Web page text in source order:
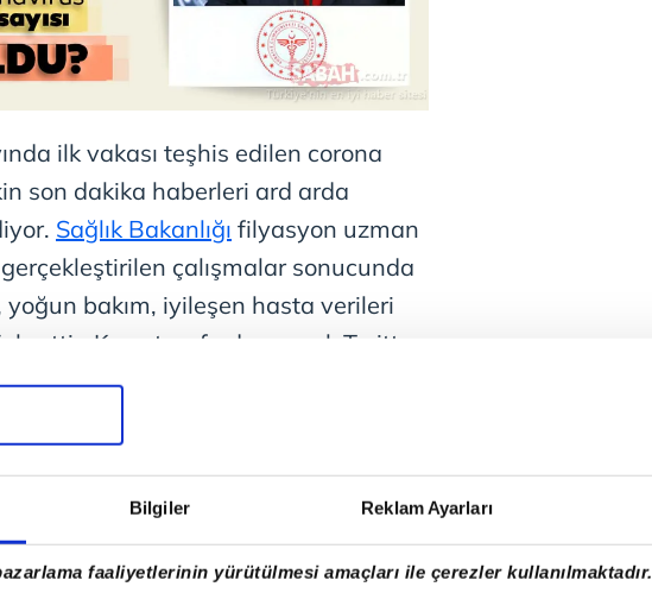
Bilgiler Reklam Ayarları
faaliyetlerinin yürütülmesi amaçları ile çerezler kullanılmaktadır.
ilk vakası teşhis edilen corona
son dakika haberleri ard arda
Sağlık Bakanlığı filyasyon uzman
çalışmalar sonucunda
bakım, iyileşen hasta verileri
Koca tarafından gerek Twitter
sonrası canlı yayında
devam ediyor. Bakan Koca
bekleyen
Ekim
sorusu üzerinde yoğun